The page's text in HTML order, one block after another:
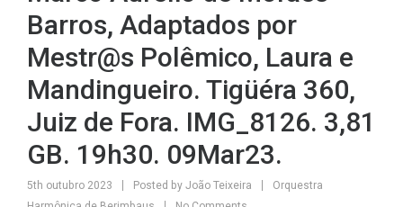
Barros, Adaptados por
Mestr@s Polêmico, Laura e
Mandingueiro. Tigüéra 360,
Juiz de Fora. IMG_8126. 3,81
GB. 19h30. 09Mar23.
5th outubro 2023 Posted by João Teixeira
Orquestra